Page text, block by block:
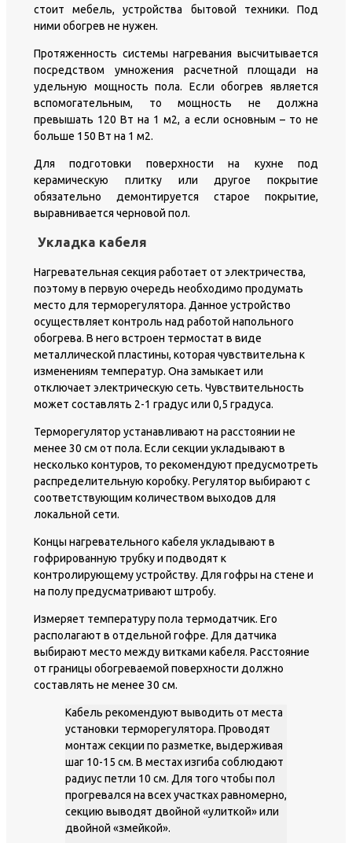
стоит мебель, устройства бытовой техники. Под
ними обогрев не нужен.
Протяженность системы нагревания высчитывается
посредством умножения расчетной площади на
удельную мощность пола. Если обогрев является
вспомогательным, то мощность не должна
превышать 120 Вт на 1 м2, а если основным – то не
больше 150 Вт на 1 м2.
Для подготовки поверхности на кухне под
керамическую плитку или другое покрытие
обязательно демонтируется старое покрытие,
выравнивается черновой пол.
Укладка кабеля
Нагревательная секция работает от электричества,
поэтому в первую очередь необходимо продумать
место для терморегулятора. Данное устройство
осуществляет контроль над работой напольного
обогрева. В него встроен термостат в виде
металлической пластины, которая чувствительна к
изменениям температур. Она замыкает или
отключает электрическую сеть. Чувствительность
может составлять 2-1 градус или 0,5 градуса.
Терморегулятор устанавливают на расстоянии не
менее 30 см от пола. Если секции укладывают в
несколько контуров, то рекомендуют предусмотреть
распределительную коробку. Регулятор выбирают с
соответствующим количеством выходов для
локальной сети.
Концы нагревательного кабеля укладывают в
гофрированную трубку и подводят к
контролирующему устройству. Для гофры на стене и
на полу предусматривают штробу.
Измеряет температуру пола термодатчик. Его
располагают в отдельной гофре. Для датчика
выбирают место между витками кабеля. Расстояние
от границы обогреваемой поверхности должно
составлять не менее 30 см.
Кабель рекомендуют выводить от места
установки терморегулятора. Проводят
монтаж секции по разметке, выдерживая
шаг 10-15 см. В местах изгиба соблюдают
радиус петли 10 см. Для того чтобы пол
прогревался на всех участках равномерно,
секцию выводят двойной «улиткой» или
двойной «змейкой».